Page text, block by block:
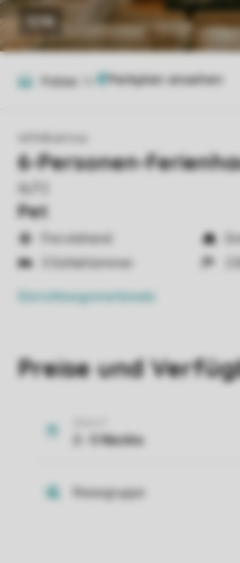
Fotos
Whitbarrow
6-Personen-
6LP2
Pet
Frei stehend
3 Schlafzimmer
Einrichtungsmerkmale
Preise und